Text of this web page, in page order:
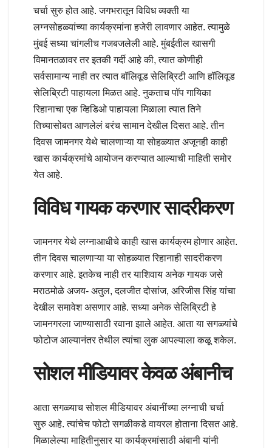
चर्चा सुरु होत आहे. जगभरातून विविध व्यक्ती या
लग्नसोहळ्यांच्या कार्यक्रमांना हजेरी लावणार आहेत. त्यामुळे
मुंबई सध्या चांगलीच गजबजलेली आहे. मुंबईतील खासगी
विमानतळावर तर इतकी गर्दी आहे की, त्यात कोणीही
सर्वसामान्य नाही तर त्यात बॉलिवूड सेलिब्रिटी आणि हॉलिवूड
सेलिब्रिटी पाहायला मिळत आहे. नुकताच पॉप गायिका
रिहानाचा एक व्हिडिओ पाहायला मिळाला त्यात तिने
तिच्यासोबत आणलेलं बरंच सामान देखील दिसत आहे. तीन
दिवस जामनगर येथे चालणाऱ्या या सोहळ्यात अजूनही काही
खास कार्यक्रमांचे आयोजन करण्यात आल्याची माहिती समोर
येत आहे.
विविध गायक करणार सादरीकरण
जामनगर येथे लग्नाआधीचे काही खास कार्यक्रम होणार आहेत.
तीन दिवस चालणाऱ्या या सोहळ्यात रिहानाही सादरीकरण
करणार आहे. इतकेच नाही तर याशिवाय अनेक गायक जसे
मराठमोळे अजय- अतुल, दलजीत दोसांज, अरिजीस सिंह यांचा
देखील समावेश असणार आहे. सध्या अनेक सेलिब्रिटी हे
जामनगरला जाण्यासाठी रवाना झाले आहेत. आता या सगळ्यांचे
फोटोज आल्यानंतर तेथील त्यांचा लुक आपल्याला कळूू शकेल.
सोशल मीडियावर केवळ अंबानीच
आता सगळ्याच सोशल मीडियावर अंबानींच्या लग्नाची चर्चा
सुरु आहे. त्यांचेच फोटो सगळीकडे वायरल होताना दिसत आहे.
मिळालेल्या माहितीनुसार या कार्यक्रमांसाठी अंबानी यांनी